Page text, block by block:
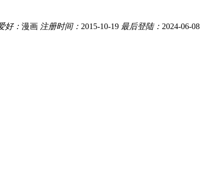
好： 漫画 注册时间： 2015-10-19 最后登陆： 2024-06-08